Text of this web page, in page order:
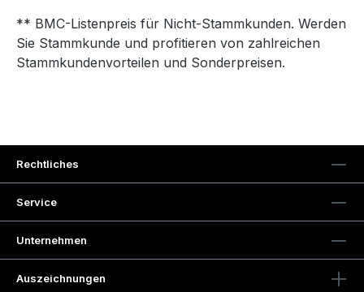
** BMC-Listenpreis für Nicht-Stammkunden. Werden
Sie Stammkunde und profitieren von zahlreichen
Stammkundenvorteilen und Sonderpreisen.
Rechtliches
Service
Unternehmen
Auszeichnungen